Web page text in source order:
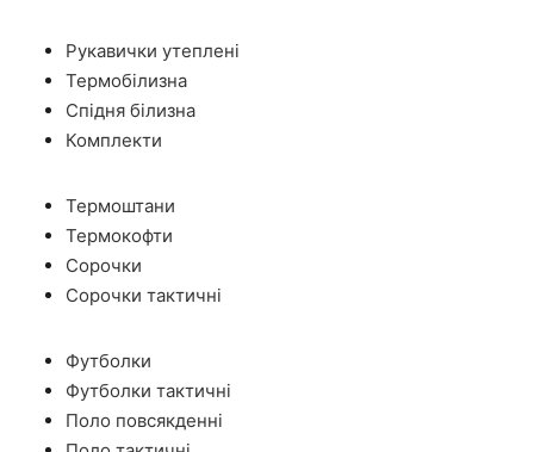
Рукавички утеплені
Термобілизна
Спідня білизна
Комплекти
Термоштани
Термокофти
Сорочки
Сорочки тактичні
Футболки
Футболки тактичні
Поло повсякденні